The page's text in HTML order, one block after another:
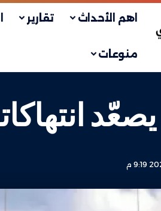
اهم الأحداث تقارير
منوعات
يصعّد